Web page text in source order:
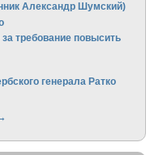
Александр Шумский)
требование повысить
генерала Ратко